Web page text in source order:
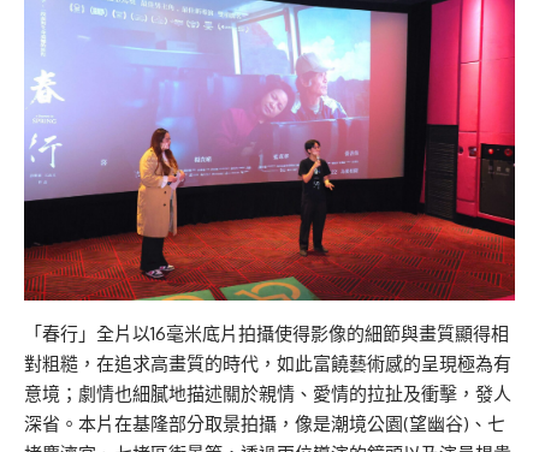
「春行」全片以16毫米底片拍攝使得影像的細節與畫質顯得相
對粗糙，在追求高畫質的時代，如此富饒藝術感的呈現極為有
意境；劇情也細膩地描述關於親情、愛情的拉扯及衝擊，發人
深省。本片在基隆部分取景拍攝，像是潮境公園(望幽谷)、七